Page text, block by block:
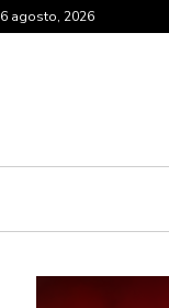
6 agosto, 2026